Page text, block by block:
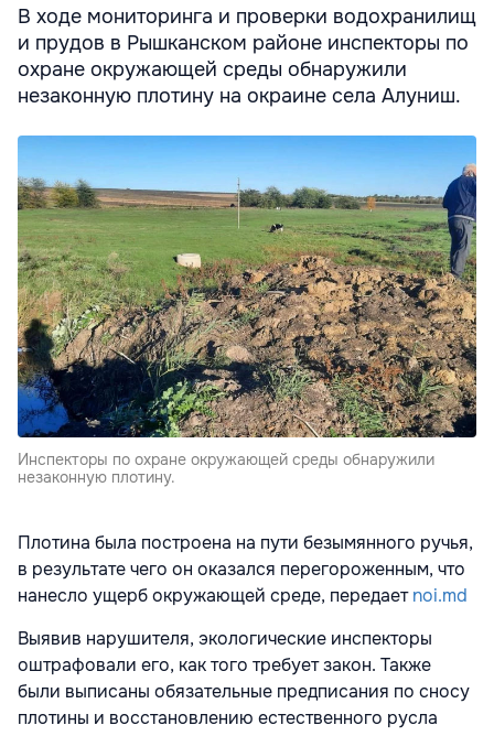
В ходе мониторинга и проверки водохранилищ
и прудов в Рышканском районе инспекторы по
охране окружающей среды обнаружили
незаконную плотину на окраине села Алуниш.
Инспекторы по охране окружающей среды обнаружили
незаконную плотину.
Плотина была построена на пути безымянного ручья,
в результате чего он оказался перегороженным, что
нанесло ущерб окружающей среде, передаетnoi.md
Выявив нарушителя, экологические инспекторы
оштрафовали его, как того требует закон. Также
были выписаны обязательные предписания по сносу
плотины и восстановлению естественного русла